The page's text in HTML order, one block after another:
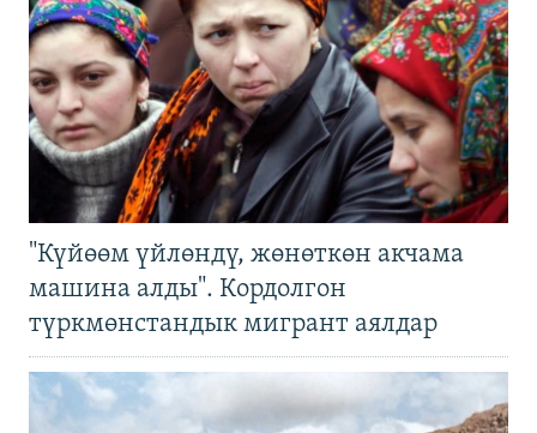
"Күйөөм үйлөндү, жөнөткөн акчама
машина алды". Кордолгон
түркмөнстандык мигрант аялдар